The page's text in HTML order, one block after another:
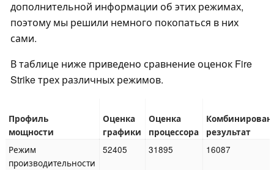
дополнительной информации об этих режимах,
поэтому мы решили немного покопаться в них
сами.
В таблице ниже приведено сравнение оценок Fire
Strike трех различных режимов.
Профиль
мощности
Оценка
графики
Оценка
процессора
результат
Режим
производительности
52405 31895 16087